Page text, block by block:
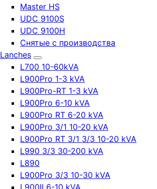
Master HS
UDC 9100S
UDC 9100H
Снятые с производства
Lanches
L700 10-60kVA
L900Pro 1-3 kVA
L900Pro-RT 1-3 kVA
L900Pro 6-10 kVA
L900Pro RT 6-20 kVA
L900Pro 3/1 10-20 kVA
L900Pro RT 3/1 3/3 10-20 kVA
L990 3/3 30-200 kVA
L890
L900Pro 3/3 10-30 kVA
L900II 6-10 kVA